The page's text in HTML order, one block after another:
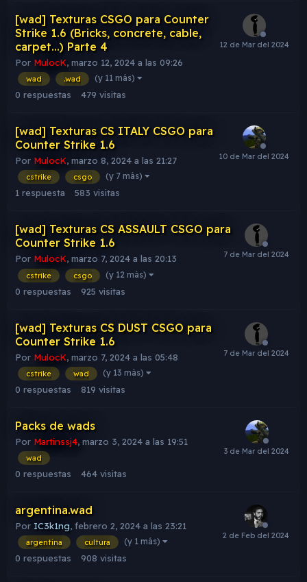
[wad] Texturas CSGO para Counter
Strike 1.6 (Bricks, concrete, cable,
carpet...) Parte 4
Por MulocK, marzo 12, 2024 a las 09:26
wad .wad (y 11 más)
0 respuestas 479 visitas
[wad] Texturas CS ITALY CSGO para
Counter Strike 1.6
Por MulocK, marzo 8, 2024 a las 21:27
cstrike csgo (y 7 más)
1 respuesta 583 visitas
[wad] Texturas CS ASSAULT CSGO para
Counter Strike 1.6
Por MulocK, marzo 7, 2024 a las 20:13
cstrike csgo (y 12 más)
0 respuestas 925 visitas
[wad] Texturas CS DUST CSGO para
Counter Strike 1.6
Por MulocK, marzo 7, 2024 a las 05:48
cstrike wad (y 13 más)
0 respuestas 819 visitas
Packs de wads
Por Martinssj4, marzo 3, 2024 a las 19:51
wad
0 respuestas 464 visitas
argentina.wad
Por IC3k1ng, febrero 2, 2024 a las 23:21
argentina cultura (y 1 más)
0 respuestas 908 visitas